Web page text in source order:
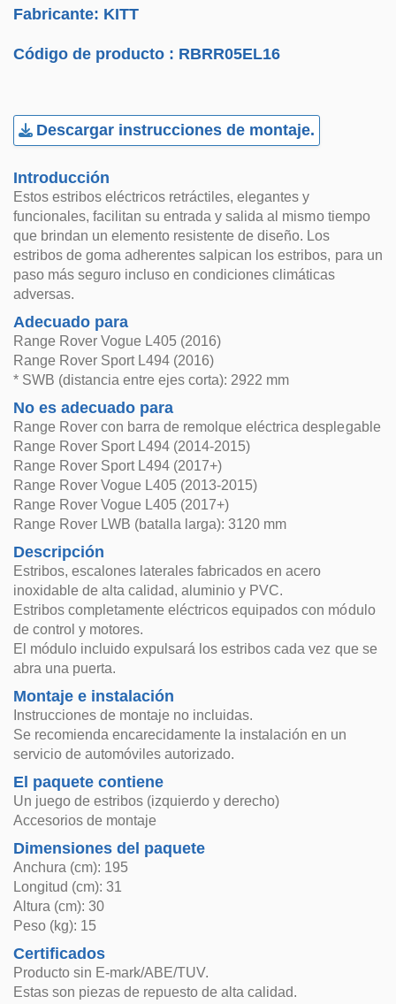
Fabricante: KITT
Código de producto : RBRR05EL16
Descargar instrucciones de montaje.
Introducción
Estos estribos eléctricos retráctiles, elegantes y
funcionales, facilitan su entrada y salida al mismo tiempo
que brindan un elemento resistente de diseño. Los
estribos de goma adherentes salpican los estribos, para un
paso más seguro incluso en condiciones climáticas
adversas.
Adecuado para
Range Rover Vogue L405 (2016)
Range Rover Sport L494 (2016)
* SWB (distancia entre ejes corta): 2922 mm
No es adecuado para
Range Rover con barra de remolque eléctrica desplegable
Range Rover Sport L494 (2014-2015)
Range Rover Sport L494 (2017+)
Range Rover Vogue L405 (2013-2015)
Range Rover Vogue L405 (2017+)
Range Rover LWB (batalla larga): 3120 mm
Descripción
Estribos, escalones laterales fabricados en acero
inoxidable de alta calidad, aluminio y PVC.
Estribos completamente eléctricos equipados con módulo
de control y motores.
El módulo incluido expulsará los estribos cada vez que se
abra una puerta.
Montaje e instalación
Instrucciones de montaje no incluidas.
Se recomienda encarecidamente la instalación en un
servicio de automóviles autorizado.
El paquete contiene
Un juego de estribos (izquierdo y derecho)
Accesorios de montaje
Dimensiones del paquete
Anchura (cm): 195
Longitud (cm): 31
Altura (cm): 30
Peso (kg): 15
Certificados
Producto sin E-mark/ABE/TUV.
Estas son piezas de repuesto de alta calidad.